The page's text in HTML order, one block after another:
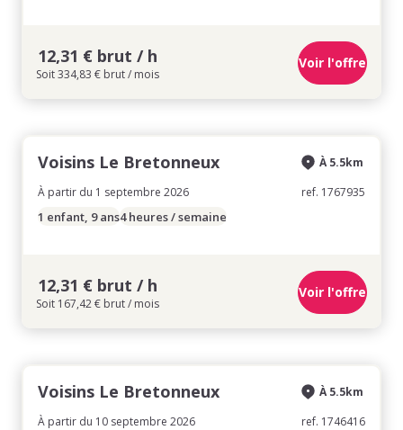
12,31 € brut / h
Soit 334,83 € brut / mois
Voir l'offre
Voisins Le Bretonneux
À partir du 1 septembre 2026
À 5.5km
ref. 1767935
1 enfant, 9 ans4 heures / semaine
12,31 € brut / h
Soit 167,42 € brut / mois
Voir l'offre
Voisins Le Bretonneux
À partir du 10 septembre 2026
À 5.5km
ref. 1746416